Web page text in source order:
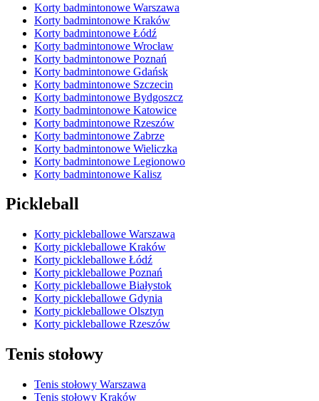
Korty badmintonowe Warszawa
Korty badmintonowe Kraków
Korty badmintonowe Łódź
Korty badmintonowe Wrocław
Korty badmintonowe Poznań
Korty badmintonowe Gdańsk
Korty badmintonowe Szczecin
Korty badmintonowe Bydgoszcz
Korty badmintonowe Katowice
Korty badmintonowe Rzeszów
Korty badmintonowe Zabrze
Korty badmintonowe Wieliczka
Korty badmintonowe Legionowo
Korty badmintonowe Kalisz
Pickleball
Korty pickleballowe Warszawa
Korty pickleballowe Kraków
Korty pickleballowe Łódź
Korty pickleballowe Poznań
Korty pickleballowe Białystok
Korty pickleballowe Gdynia
Korty pickleballowe Olsztyn
Korty pickleballowe Rzeszów
Tenis stołowy
Tenis stołowy Warszawa
Tenis stołowy Kraków